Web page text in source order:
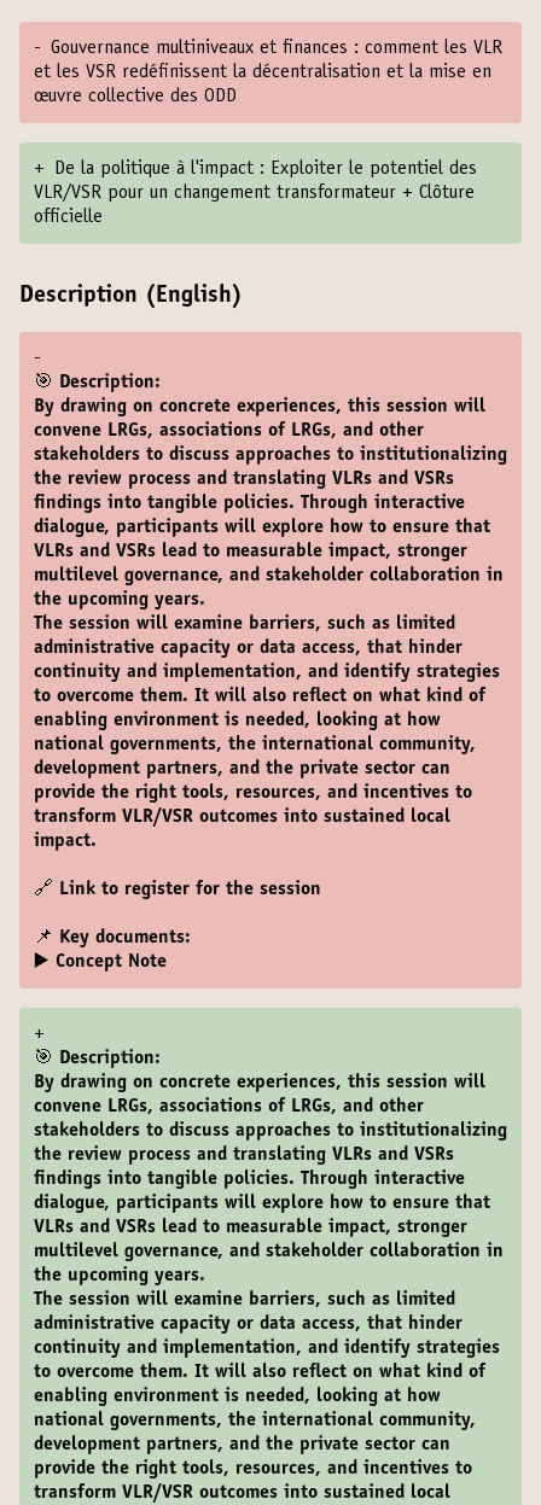
- Gouvernance multiniveaux et finances : comment les VLR
et les VSR redéfinissent la décentralisation et la mise en
œuvre collective des ODD
+
De la politique à l'impact : Exploiter le potentiel des
VLR/VSR pour un changement transformateur + Clôture
officielle
Description (English)
-
🎯 Description:
By drawing on concrete experiences, this session will
convene LRGs, associations of LRGs, and other
stakeholders to discuss approaches to institutionalizing
the review process and translating VLRs and VSRs
findings into tangible policies. Through interactive
dialogue, participants will explore how to ensure that
VLRs and VSRs lead to measurable impact, stronger
multilevel governance, and stakeholder collaboration in
the upcoming years.
The session will examine barriers, such as limited
administrative capacity or data access, that hinder
continuity and implementation, and identify strategies
to overcome them. It will also reflect on what kind of
enabling environment is needed, looking at how
national governments, the international community,
development partners, and the private sector can
provide the right tools, resources, and incentives to
transform VLR/VSR outcomes into sustained local
impact.
🔗 Link to register for the session
📌 Key documents:
▶️ Concept Note
+
🎯 Description:
By drawing on concrete experiences, this session will
convene LRGs, associations of LRGs, and other
stakeholders to discuss approaches to institutionalizing
the review process and translating VLRs and VSRs
findings into tangible policies. Through interactive
dialogue, participants will explore how to ensure that
VLRs and VSRs lead to measurable impact, stronger
multilevel governance, and stakeholder collaboration in
the upcoming years.
The session will examine barriers, such as limited
administrative capacity or data access, that hinder
continuity and implementation, and identify strategies
to overcome them. It will also reflect on what kind of
enabling environment is needed, looking at how
national governments, the international community,
development partners, and the private sector can
provide the right tools, resources, and incentives to
transform VLR/VSR outcomes into sustained local